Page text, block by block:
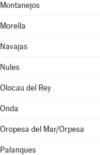
Montanejos
Morella
Navajas
Nules
Olocau del Rey
Onda
Oropesa del Mar/Orpesa
Palanques